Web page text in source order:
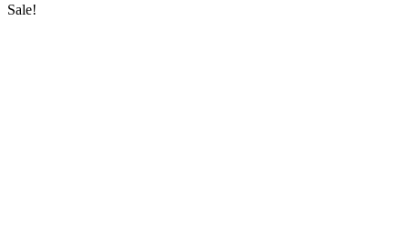
Sale!